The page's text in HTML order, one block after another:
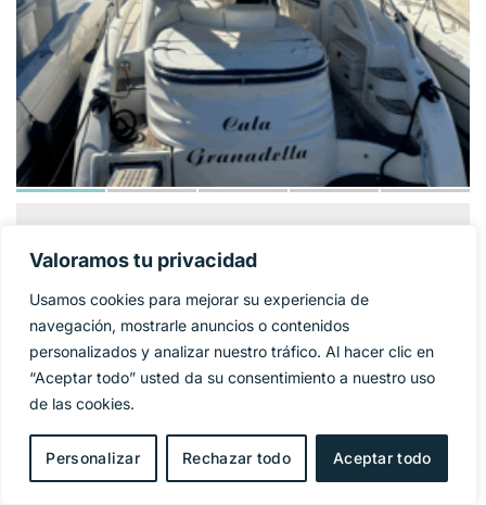
Valoramos tu privacidad
Usamos cookies para mejorar su experiencia de
navegación, mostrarle anuncios o contenidos
personalizados y analizar nuestro tráfico. Al hacer clic en
“Aceptar todo” usted da su consentimiento a nuestro uso
de las cookies.
Personalizar Rechazar todo Aceptar todo
42
Año 2005
11,95 m
Manga 4 m
Combustible Diesel